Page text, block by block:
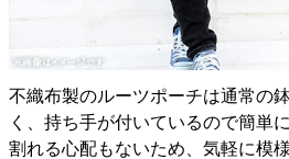
不織布製のルーツポーチは通常の
く、持ち手が付いているので簡単
割れる心配もないため、気軽に模